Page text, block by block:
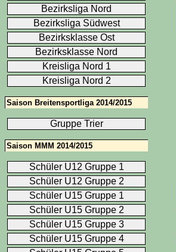
Bezirksliga Nord
Bezirksliga Südwest
Bezirksklasse Ost
Bezirksklasse Nord
Kreisliga Nord 1
Kreisliga Nord 2
Saison Breitensportliga 2014/2015
Gruppe Trier
Saison MMM 2014/2015
Schüler U12 Gruppe 1
Schüler U12 Gruppe 2
Schüler U15 Gruppe 1
Schüler U15 Gruppe 2
Schüler U15 Gruppe 3
Schüler U15 Gruppe 4